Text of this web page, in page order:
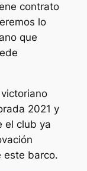
contrato
lo
que
2021 y
el club ya
este barco.